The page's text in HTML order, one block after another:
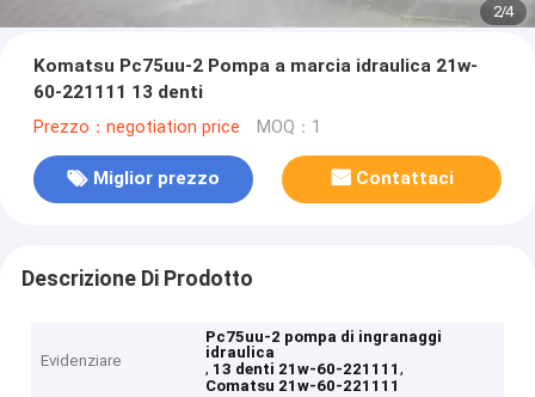
2/4
Komatsu Pc75uu-2 Pompa a marcia idraulica 21w-
60-221111 13 denti
Prezzo：negotiation price MOQ：1
Miglior prezzo Contattaci
Descrizione Di Prodotto
Evidenziare
Pc75uu-2 pompa di ingranaggi
idraulica
, 13 denti 21w-60-221111,
Comatsu 21w-60-221111